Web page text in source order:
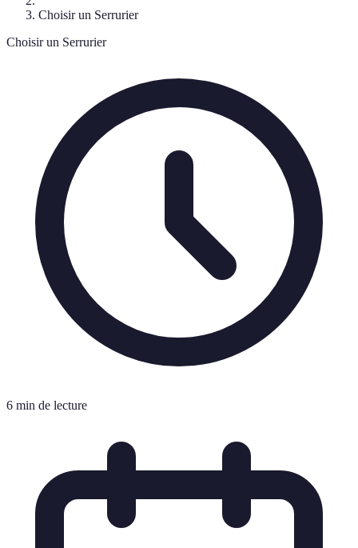
Choisir un Serrurier
Choisir un Serrurier
6 min de lecture